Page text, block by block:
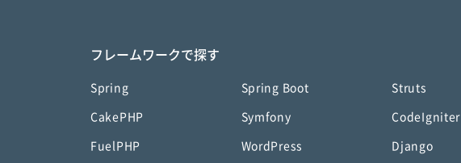
フレームワークで探す
Spring Spring Boot Struts
CakePHP Symfony CodeIgniter
FuelPHP WordPress Django